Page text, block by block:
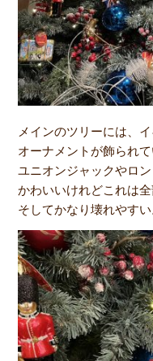
メインのツリーには、
オーナメントが飾られて
ユニオンジャックやロ
かわいいけれどこれは全
そしてかなり壊れやすい